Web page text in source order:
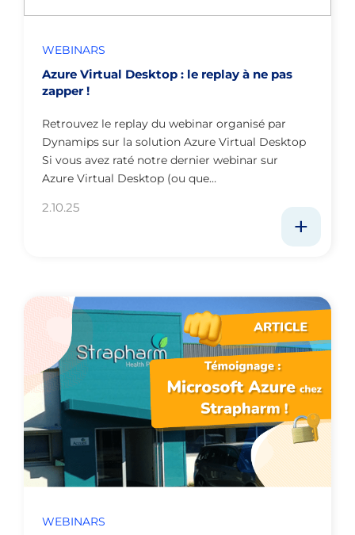
WEBINARS
Azure Virtual Desktop : le replay à ne pas
zapper !
Retrouvez le replay du webinar organisé par
Dynamips sur la solution Azure Virtual Desktop
Si vous avez raté notre dernier webinar sur
Azure Virtual Desktop (ou que…
2.10.25
WEBINARS